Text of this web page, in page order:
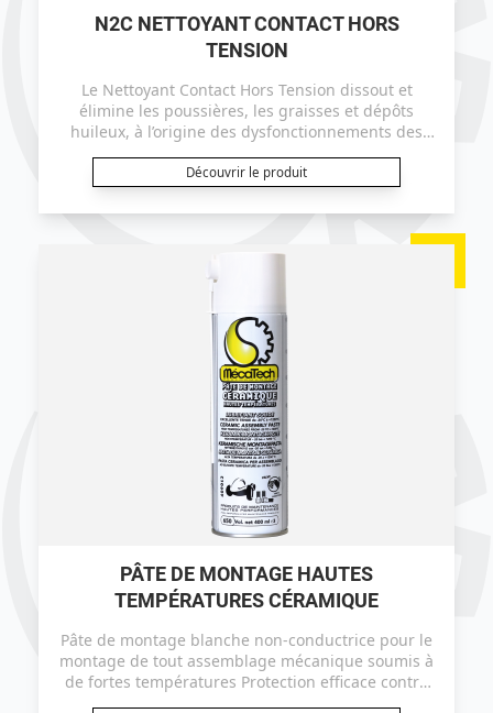
N2C NETTOYANT CONTACT HORS
TENSION
Le Nettoyant Contact Hors Tension dissout et
élimine les poussières, les graisses et dépôts
huileux, à l’origine des dysfonctionnements des
Découvrir le produit
PÂTE DE MONTAGE HAUTES
TEMPÉRATURES CÉRAMIQUE
Pâte de montage blanche non-conductrice pour le
montage de tout assemblage mécanique soumis à
de fortes températures Protection efficace contre